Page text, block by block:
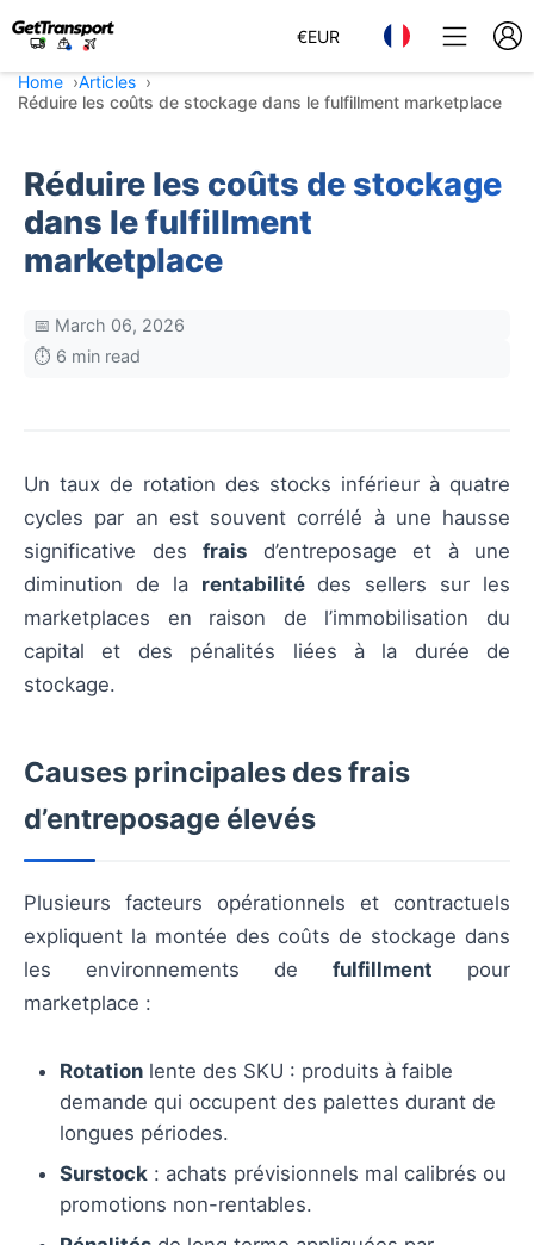
€EUR
Home
Articles
Réduire les coûts de stockage dans le fulfillment marketplace
Réduire les coûts de stockage
dans le fulfillment
marketplace
📅 March 06, 2026
⏱️ 6 min read
Un taux de rotation des stocks inférieur à quatre
cycles par an est souvent corrélé à une hausse
significative des frais d’entreposage et à une
diminution de la rentabilitédes sellers sur les
marketplaces en raison de l’immobilisation du
capital et des pénalités liées à la durée de
stockage.
Causes principales des frais
d’entreposage élevés
Plusieurs facteurs opérationnels et contractuels
expliquent la montée des coûts de stockage dans
les environnements de fulfillment pour
marketplace :
Rotation lente des SKU : produits à faible
demande qui occupent des palettes durant de
longues périodes.
Surstock : achats prévisionnels mal calibrés ou
promotions non-rentables.